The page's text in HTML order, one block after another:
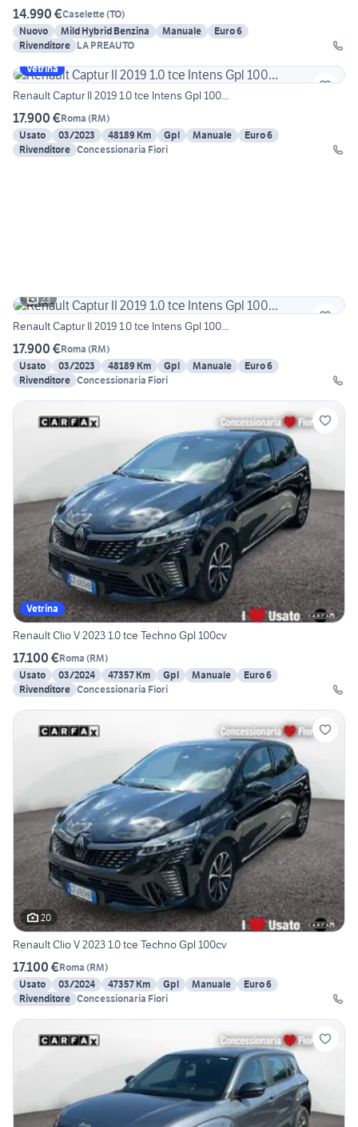
14.990 €Caselette(TO)
Nuovo
Mild Hybrid Benzina Manuale
Euro 6
Rivenditore LA PREAUTO
Vetrina
Renault Captur II 2019 1.0 tce Intens Gpl 100...
17.900 €Roma (RM)
Usato
03/2023 48189 Km Gpl Manuale
Euro 6
Rivenditore Concessionaria Fiori
23
Renault Captur II 2019 1.0 tce Intens Gpl 100...
17.900 €Roma (RM)
Usato
03/2023 48189 Km Gpl Manuale
Euro 6
Rivenditore Concessionaria Fiori
Vetrina
Renault Clio V 2023 1.0 tce Techno Gpl 100cv
17.100 €Roma (RM)
Usato
03/2024 47357 Km Gpl Manuale
Euro 6
Rivenditore Concessionaria Fiori
20
Renault Clio V 2023 1.0 tce Techno Gpl 100cv
17.100 €Roma (RM)
Usato
03/2024 47357 Km Gpl Manuale
Euro 6
Rivenditore Concessionaria Fiori